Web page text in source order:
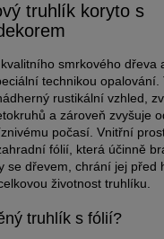
truhlík koryto s
smrkového dřeva
technikou opalování.
rustikální vzhled,
a zároveň zvyšuje
počasí. Vnitřní
fólií, která účinně
se dřevem, chrání jej před
životnost truhlíku.
truhlík s fólií?